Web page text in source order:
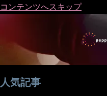
コンテンツへスキップ
人気記事